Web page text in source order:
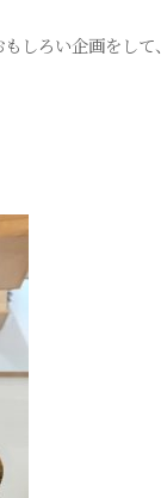
しろい企画をし